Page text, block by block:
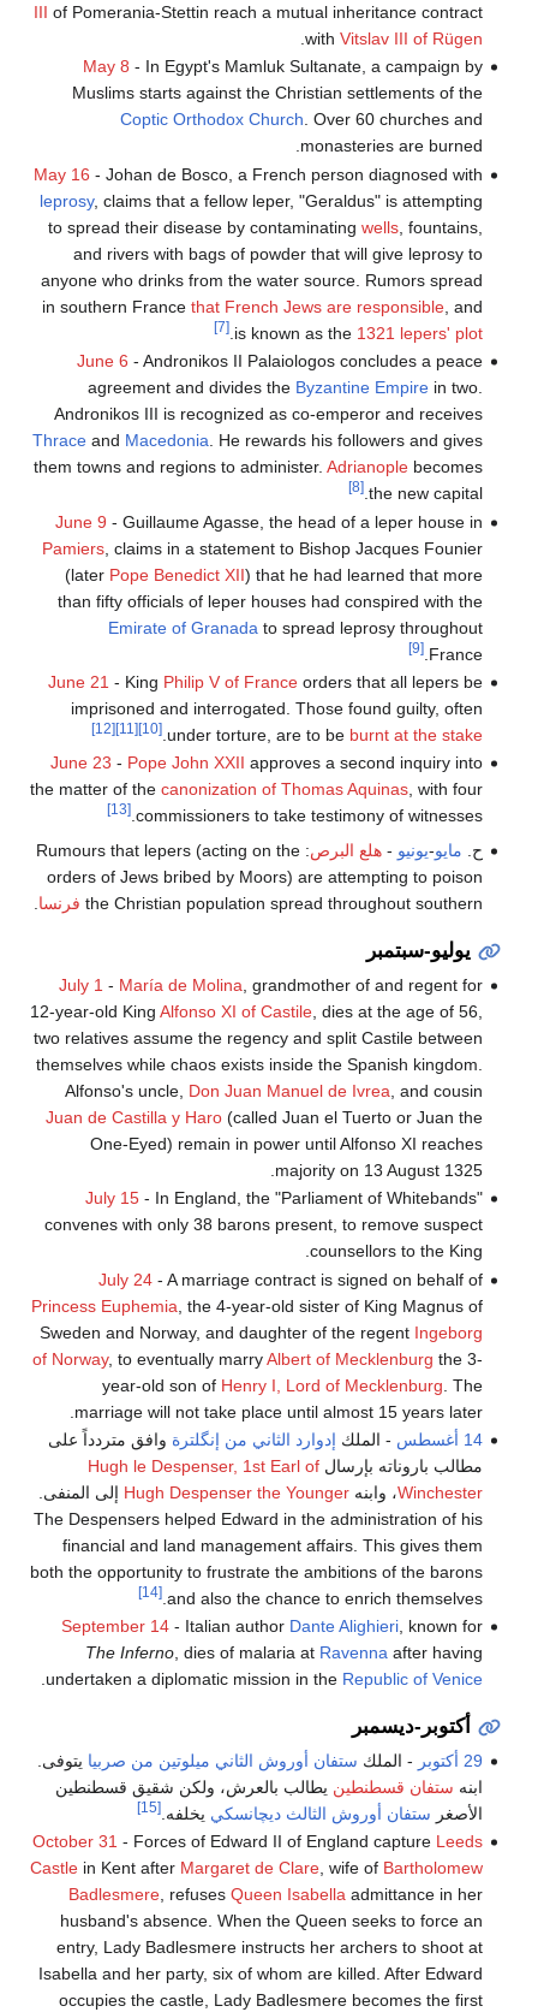
III of Pomerania-Stettin reach a mutual inheritance contract
with Vitslav III of Rügen
May 8 - In Egypt's Mamluk Sultanate, a campaign by
Muslims starts against the Christian settlements of the
Coptic Orthodox Church. Over 60 churches and
monasteries are burned.
May 16 - Johan de Bosco, a French person diagnosed with
leprosy, claims that a fellow leper, "Geraldus" is attempting
to spread their disease by contaminating wells, fountains,
and rivers with bags of powder that will give leprosy to
anyone who drinks from the water source. Rumors spread
in southern France that French Jews are responsible, and
is known as the 1321 lepers' plot
.
[7]
June 6 - Andronikos II Palaiologos concludes a peace
agreement and divides the Byzantine Empirein two.
Andronikos III is recognized as co-emperor and receives
Thraceand Macedonia . He rewards his followers and gives
them towns and regions to administer. Adrianoplebecomes
the new capital.
[8]
June 9 - Guillaume Agasse, the head of a leper house in
Pamiers, claims in a statement to Bishop Jacques Founier
(later Pope Benedict XII) that he had learned that more
than fifty officials of leper houses had conspired with the
Emirate of Granada to spread leprosy throughout
France.
[9]
June 21 - King Philip V of Franceorders that all lepers be
imprisoned and interrogated. Those found guilty, often
under torture, are to be burnt at the stake
.
[10]
[11]
[12]
June 23 - Pope John XXII approves a second inquiry into
the matter of the canonization of Thomas Aquinas, with four
commissioners to take testimony of witnesses.
[13]
ح. مايو-يونيو -هلع البرص : Rumours that lepers (acting on the
orders of Jews bribed by Moors) are attempting to poison
the Christian population spread throughout southern فرنسا.
يوليو-سبتمبر
July 1 - María de Molina , grandmother of and regent for
12-year-old King Alfonso XI of Castile, dies at the age of 56,
two relatives assume the regency and split Castile between
themselves while chaos exists inside the Spanish kingdom.
Alfonso's uncle, Don Juan Manuel de Ivrea , and cousin
Juan de Castilla y Haro(called Juan el Tuerto or Juan the
One-Eyed) remain in power until Alfonso XI reaches
majority on 13 August 1325.
July 15- In England, the "Parliament of Whitebands"
convenes with only 38 barons present, to remove suspect
counsellors to the King.
July 24- A marriage contract is signed on behalf of
Princess Euphemia , the 4-year-old sister of King Magnus of
Sweden and Norway, and daughter of the regent Ingeborg
of Norway, to eventually marryAlbert of Mecklenburg the 3-
year-old son of Henry I, Lord of Mecklenburg . The
marriage will not take place until almost 15 years later.
14 أغسطس
- الملك إدوارد الثاني من إنگلترة وافق متردداً على
مطالب باروناته بإرسالHugh le Despenser, 1st Earl of
Winchester، وابنهHugh Despenser the Younger إلى المنفى.
The Despensers helped Edward in the administration of his
financial and land management affairs. This gives them
both the opportunity to frustrate the ambitions of the barons
and also the chance to enrich themselves.
[14]
September 14- Italian author Dante Alighieri, known for
The Inferno, dies of malaria at Ravennaafter having
undertaken a diplomatic mission in the Republic of Venice
.
أكتوبر-ديسمبر
29 أكتوبر - الملك ستفان أوروش الثاني ميلوتين من صربيا يتوفى.
ابنه ستفان قسطنطين يطالب بالعرش، ولكن شقيق قسطنطين
الأصغر ستفان أوروش الثالث ديچانسكي يخلفه.[15]
October 31 - Forces of Edward II of England capture Leeds
Castlein Kent after Margaret de Clare, wife of Bartholomew
Badlesmere, refuses Queen Isabellaadmittance in her
husband's absence. When the Queen seeks to force an
entry, Lady Badlesmere instructs her archers to shoot at
Isabella and her party, six of whom are killed. After Edward
occupies the castle, Lady Badlesmere becomes the first